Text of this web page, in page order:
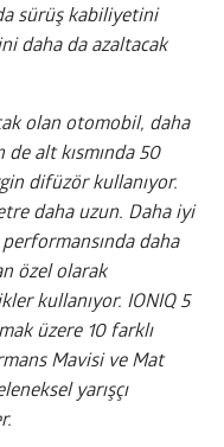
sürüş kabiliyetini
daha da azaltacak
olan otomobil, daha
alt kısmında 50
difüzör kullanıyor.
daha uzun. Daha iyi
daha
özel olarak
kullanıyor. IONIQ 5
üzere 10 farklı
Mavisi ve Mat
yarışçı